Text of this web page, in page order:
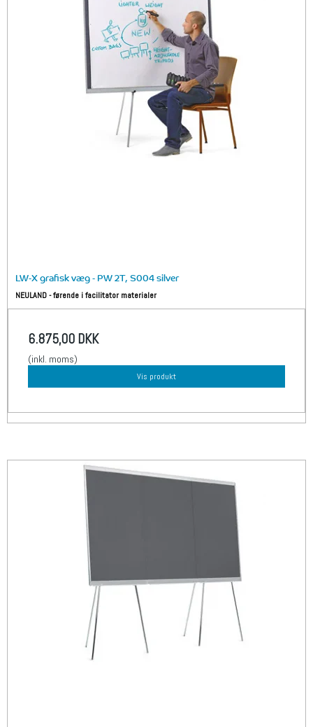
LW-X grafisk væg - PW 2T, S004 silver
NEULAND - førende i facilitator materialer
6.875,00 DKK
(inkl. moms)
Vis produkt